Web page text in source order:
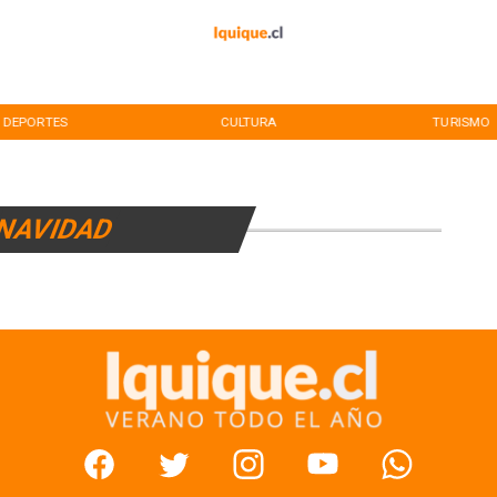
DEPORTES CULTURA TURISMO